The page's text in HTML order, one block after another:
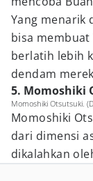
Yang menarik
bisa membuat
berlatih lebih
dendam
5. Momoshiki
Momoshiki Otsutsuki.
Momoshiki
dari dimensi
dikalahkan